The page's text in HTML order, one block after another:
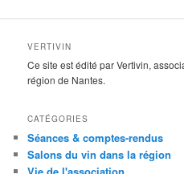
VERTIVIN
Ce site est édité par Vertivin,
région de Nantes.
CATÉGORIES
Séances & comptes-rendus
Salons du vin dans la région